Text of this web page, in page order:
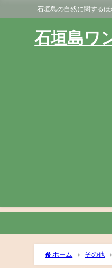
石垣島の自然に関する
石垣島ワ
ホーム その他